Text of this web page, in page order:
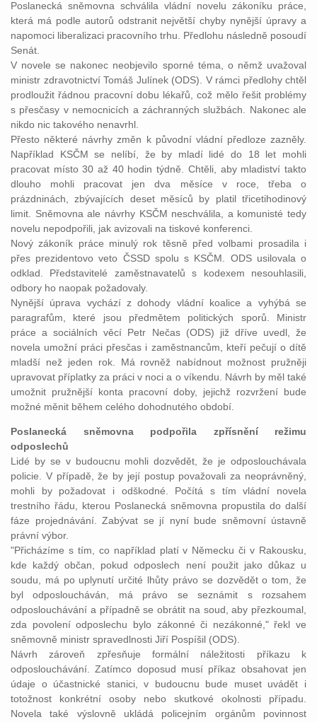
Poslanecká sněmovna schválila vládní novelu zákoníku práce,
která má podle autorů odstranit největší chyby nynější úpravy a
napomoci liberalizaci pracovního trhu. Předlohu následně posoudí
Senát.
V novele se nakonec neobjevilo sporné téma, o němž uvažoval
ministr zdravotnictví Tomáš Julínek (ODS). V rámci předlohy chtěl
prodloužit řádnou pracovní dobu lékařů, což mělo řešit problémy
s přesčasy v nemocnicích a záchranných službách. Nakonec ale
nikdo nic takového nenavrhl.
Přesto některé návrhy změn k původní vládní předloze zazněly.
Například KSČM se nelíbí, že by mladí lidé do 18 let mohli
pracovat místo 30 až 40 hodin týdně. Chtěli, aby mladiství takto
dlouho mohli pracovat jen dva měsíce v roce, třeba o
prázdninách, zbývajících deset měsíců by platil třicetihodinový
limit. Sněmovna ale návrhy KSČM neschválila, a komunisté tedy
novelu nepodpořili, jak avizovali na tiskové konferenci.
Nový zákoník práce minulý rok těsně před volbami prosadila i
přes prezidentovo veto ČSSD spolu s KSČM. ODS usilovala o
odklad. Představitelé zaměstnavatelů s kodexem nesouhlasili,
odbory ho naopak požadovaly.
Nynější úprava vychází z dohody vládní koalice a vyhýbá se
paragrafům, které jsou předmětem politických sporů. Ministr
práce a sociálních věcí Petr Nečas (ODS) již dříve uvedl, že
novela umožní práci přesčas i zaměstnancům, kteří pečují o dítě
mladší než jeden rok. Má rovněž nabídnout možnost pružněji
upravovat příplatky za práci v noci a o víkendu. Návrh by měl také
umožnit pružnější konta pracovní doby, jejichž rozvržení bude
možné měnit během celého dohodnutého období.
Poslanecká sněmovna podpořila zpřísnění režimu
odposlechů
Lidé by se v budoucnu mohli dozvědět, že je odposlouchávala
policie. V případě, že by její postup považovali za neoprávněný,
mohli by požadovat i odškodné. Počítá s tím vládní novela
trestního řádu, kterou Poslanecká sněmovna propustila do další
fáze projednávání. Zabývat se jí nyní bude sněmovní ústavně
právní výbor.
"Přicházíme s tím, co například platí v Německu či v Rakousku,
kde každý občan, pokud odposlech není použit jako důkaz u
soudu, má po uplynutí určité lhůty právo se dozvědět o tom, že
byl odposloucháván, má právo se seznámit s rozsahem
odposlouchávání a případně se obrátit na soud, aby přezkoumal,
zda povolení odposlechu bylo zákonné či nezákonné," řekl ve
sněmovně ministr spravedlnosti Jiří Pospíšil (ODS).
Návrh zároveň zpřesňuje formální náležitosti příkazu k
odposlouchávání. Zatímco doposud musí příkaz obsahovat jen
údaje o účastnické stanici, v budoucnu bude muset uvádět i
totožnost konkrétní osoby nebo skutkové okolnosti případu.
Novela také výslovně ukládá policejním orgánům povinnost